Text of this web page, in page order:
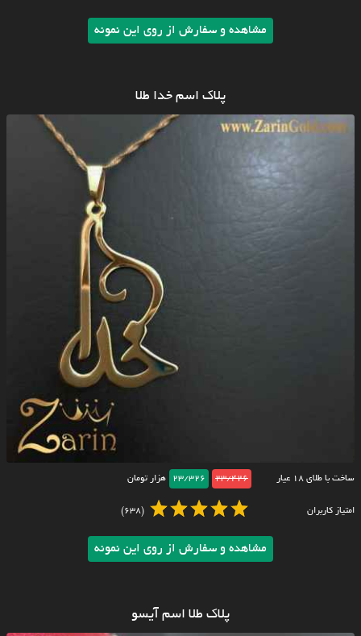
مشاهده و سفارش از روی این نمونه
پلاک اسم خدا طلا
ساخت با طلای ۱۸ عیار 23/426
23/326 هزار تومان
امتیاز کاربران (638)
مشاهده و سفارش از روی این نمونه
پلاک طلا اسم آیسو